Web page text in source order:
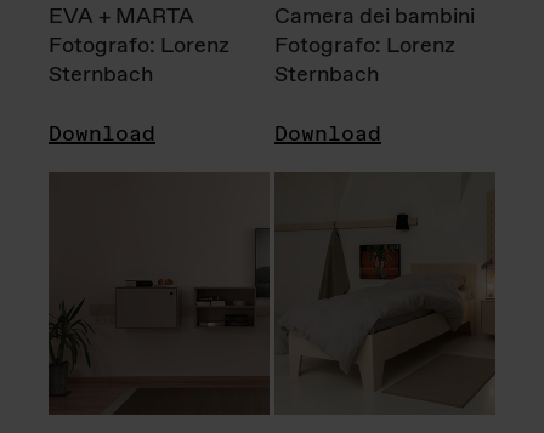
EVA + MARTA
Fotografo: Lorenz
Sternbach
Download
Camera dei bambini
Fotografo: Lorenz
Sternbach
Download